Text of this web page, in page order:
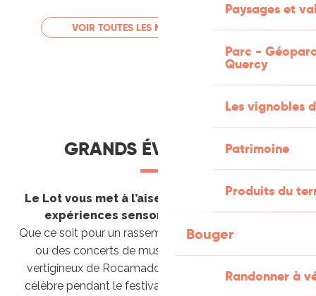
Paysages et
Parc -
Quercy
Les vignobles
Patrimoine
Produits du
Bouger
Randonner à
LIRE LA SUITE
VOIR TOUTES LES MANIFESTATIONS
GRANDS ÉVÈNEMENTS
Le Lot vous met à l’aise en vous invitant à des
expériences sensorielles étonnantes !
Que ce soit pour un rassemblement de montgolfières
ou des concerts de musique sacrée dans le site
vertigineux de Rocamadour, pour écouter un opéra
célèbre pendant le festival de Saint-Céré ou encore